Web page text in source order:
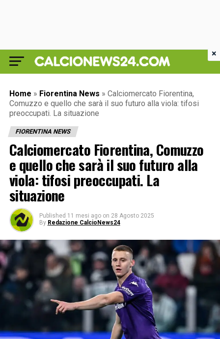
Home » Fiorentina News » Calciomercato Fiorentina,
Comuzzo e quello che sarà il suo futuro alla viola: tifosi
preoccupati. La situazione
FIORENTINA NEWS
Calciomercato Fiorentina, Comuzzo
e quello che sarà il suo futuro alla
viola: tifosi preoccupati. La
situazione
Published 11 mesi ago on 28 Agosto 2025
By Redazione CalcioNews24
×